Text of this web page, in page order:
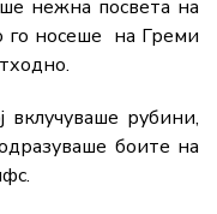
нежна посвета на
го носеше на Греми
вклучуваше рубини,
боите на